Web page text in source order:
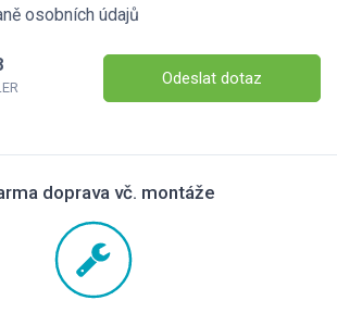
osobních údajů
Odeslat dotaz
doprava vč. montáže